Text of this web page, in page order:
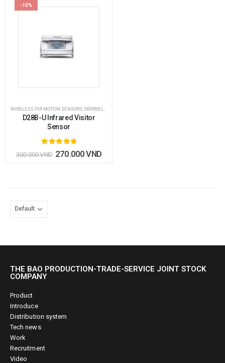
-10%
WIRELESS PIR MOTION SENSORS DOORBELL - GUEST ALARM
D28B-U Infrared Visitor
Sensor
5.00out of 5
300.000VND 270.000VND
THE BAO PRODUCTION-TRADE-SERVICE JOINT STOCK
COMPANY
Product
Introduce
Distribution system
Tech news
Work
Recruitment
Video